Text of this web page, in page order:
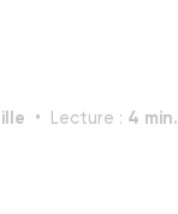
Lecture : 4 min.